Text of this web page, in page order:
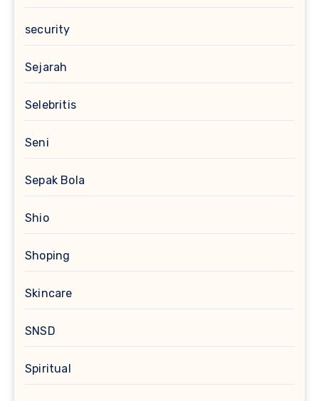
security
Sejarah
Selebritis
Seni
Sepak Bola
Shio
Shoping
Skincare
SNSD
Spiritual